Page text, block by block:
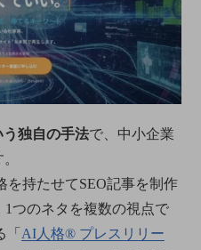
う独自の手法で、中小企業
持たせてSEO記事を制作
1つのネタを複数の視点で
AI人格® プレスリリー